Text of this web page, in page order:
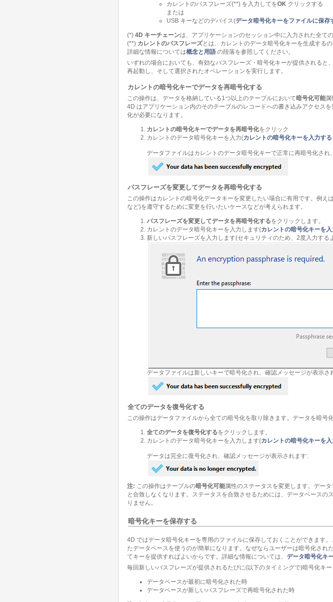
カレントのパスフレーズ(**) を入力してをOK クリックする
または
USB キーなどのデバイス(データ暗号化キーをファイルに保存
(*) 4D キーチェーンは、アプリケーションのセッション中に入力された全て
(**) カレントのパスフレーズとは、カレントのデータ暗号化キーを生成する
詳細な情報については概念と用語 の段落を参照してください。
いずれの場合においても、有効なパスフレーズ・暗号化キーが提供される
再起動し、そして選択されたオペレーションを実行します。
カレントの暗号化キーでデータを再暗号化する
この操作は、データを格納している1つ以上のテーブルにおいて暗号化可能属
4D はアプリケーション内のそのテーブルのレコードへの書き込みアクセス
化が必要になります。
カレントの暗号化キーでデータを再暗号化をクリック
カレントのデータ暗号化キーを入力(カレントの暗号化キーを入力する
データファイルはカレントのデータ暗号化キーで正常に再暗号化さ
パスフレーズを変更してデータを再暗号化する
この操作はカレントの暗号化データキーを変更したい場合に有用です。例
など)を遵守するために変更を行いたいケースなどが考えられます。
パスフレーズを変更してデータを再暗号化するをクリックします。
カレントのデータ暗号化キーを入力します(カレントの暗号化キーを
新しいパスフレーズを入力します(セキュリティのため、2度入力する
データファイルは新しいキーで暗号化され、確認メッセージが表示さ
全てのデータを復号化する
この操作はデータファイルから全ての暗号化を取り除きます。データを暗号
全てのデータを復号化するをクリックします。
カレントのデータ暗号化キーを入力します(カレントの暗号化キーを
データは完全に復号化され、確認メッセージが表示されます:
注: この操作はテーブルの暗号化可能属性のステータスを変更します。デー
と合致しなくなります。ステータスを合致させるためには、データベースの
りません。
暗号化キーを保存する
4D ではデータ暗号化キーを専用のファイルに保存しておくことができます
たデータベースを使うのが簡単になります。なぜならユーザーは暗号化さ
てキーを提供すればよいからです。詳細な情報については、 データ暗号化キ
毎回新しいパスフレーズが提供されるたびに(以下のタイミングで)暗号化キ
データベースが最初に暗号化された時
データベースが新しいパスフレーズで再暗号化された時